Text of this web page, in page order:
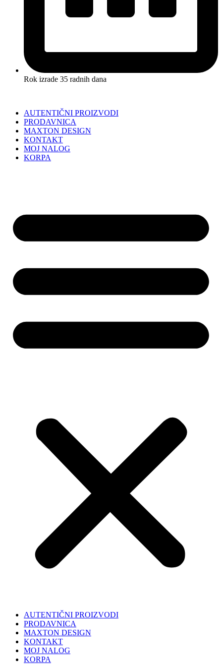
Rok izrade 35 radnih dana
AUTENTIČNI PROIZVODI
PRODAVNICA
MAXTON DESIGN
KONTAKT
MOJ NALOG
KORPA
AUTENTIČNI PROIZVODI
PRODAVNICA
MAXTON DESIGN
KONTAKT
MOJ NALOG
KORPA